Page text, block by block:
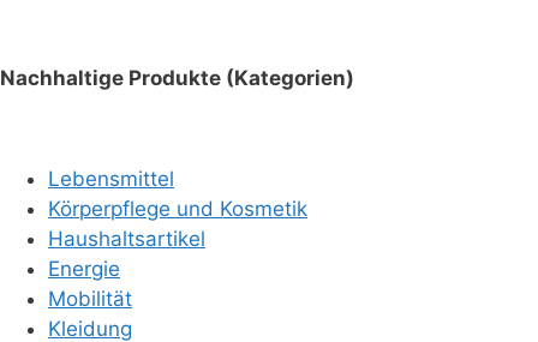
Nachhaltige Produkte (Kategorien)
Lebensmittel
Körperpflege und Kosmetik
Haushaltsartikel
Energie
Mobilität
Kleidung